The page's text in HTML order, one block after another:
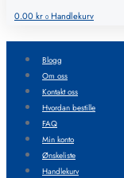
0.00kr 0 Handlekurv
Blogg
Om oss
Kontakt oss
Hvordan bestille
FAQ
Min konto
Ønskeliste
Handlekurv